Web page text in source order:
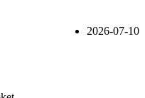
2026-07-10